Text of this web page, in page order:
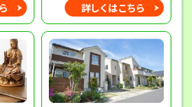
詳しくはこちら